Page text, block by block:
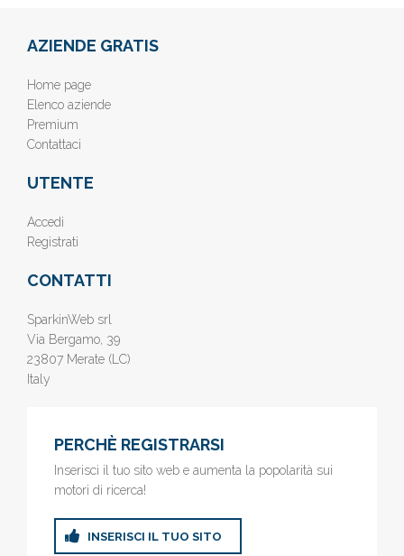
AZIENDE GRATIS
Home page
Elenco aziende
Premium
Contattaci
UTENTE
Accedi
Registrati
CONTATTI
SparkinWeb srl
Via Bergamo, 39
23807 Merate (LC)
Italy
PERCHÈ REGISTRARSI
Inserisci il tuo sito web e aumenta la popolarità sui
motori di ricerca!
INSERISCI IL TUO SITO